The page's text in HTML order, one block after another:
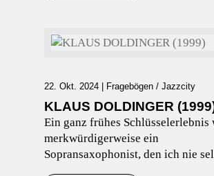
KLAUS DOLDINGER
22. Okt. 2024 | Fragebögen / Jazzcity
Ein ganz frühes Schlüsselerlebnis
merkwürdigerweise ein
Sopransaxophonist, den ich nie